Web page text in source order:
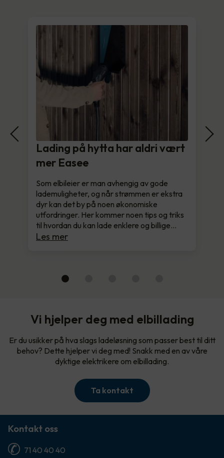
Lading på hytta har aldri vært
mer Easee
Som elbileier er man avhengig av gode
lademuligheter, og når strømmen er ekstra
dyr kan det by på noen økonomiske
utfordringer. Her kommer noen tips og triks
til hvordan du kan lade enklere og billige…
Les mer
Vi hjelper deg med elbillading
Er du usikker på hva slags ladeløsning som passer best til ditt
behov? Dette hjelper vi deg med! Snakk med en av våre
dyktige elektrikere om elbillading.
Ta kontakt
Kontakt oss
71 40 40 40